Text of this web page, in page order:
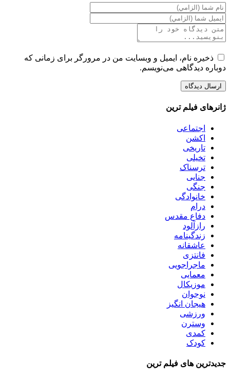
ذخیره نام، ایمیل و وبسایت من در مرورگر برای زمانی که
دوباره دیدگاهی می‌نویسم.
ژانرهای فیلم ترین
اجتماعی
اکشن
تاریخی
تخیلی
ترسناک
جنایی
جنگی
خانوادگی
درام
دفاع مقدس
رازآلود
زندگینامه
عاشقانه
فانتزی
ماجراجویی
معمایی
موزیکال
نوجوان
هیجان انگیز
ورزشی
وسترن
کمدی
کودک
جدیدترین های فیلم ترین